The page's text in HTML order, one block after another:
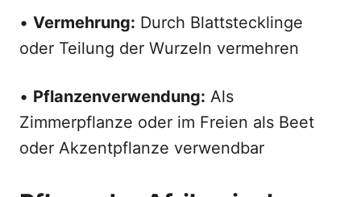
• Vermehrung: Durch Blattstecklinge
oder Teilung der Wurzeln vermehren
• Pflanzenverwendung: Als
Zimmerpflanze oder im Freien als Beet
oder Akzentpflanze verwendbar